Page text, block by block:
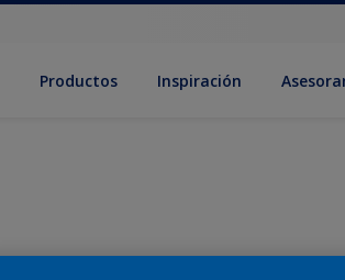
Productos Inspiración